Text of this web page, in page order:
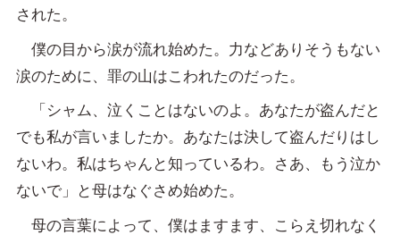
された。
僕の目から涙が流れ始めた。力などありそうもない
涙のために、罪の山はこわれたのだった。
「シャム、泣くことはないのよ。あなたが盗んだと
でも私が言いましたか。あなたは決して盗んだりはし
ないわ。私はちゃんと知っているわ。さあ、もう泣か
ないで」と母はなぐさめ始めた。
母の言葉によって、僕はますます、こらえ切れなく